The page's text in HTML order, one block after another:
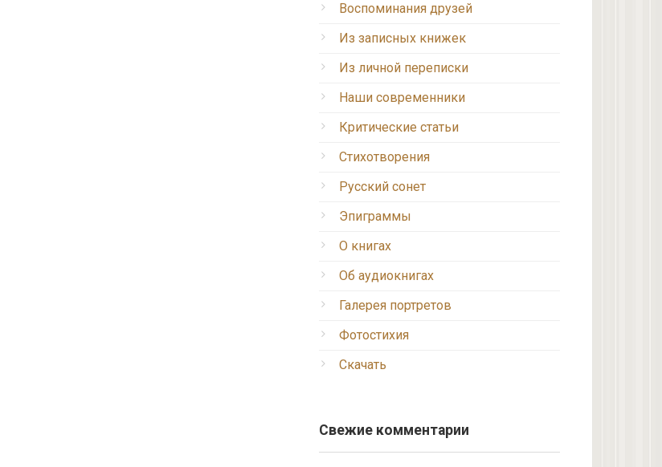
Воспоминания друзей
Из записных книжек
Из личной переписки
Наши современники
Критические статьи
Стихотворения
Русский сонет
Эпиграммы
О книгах
Об аудиокнигах
Галерея портретов
Фотостихия
Скачать
Свежие комментарии